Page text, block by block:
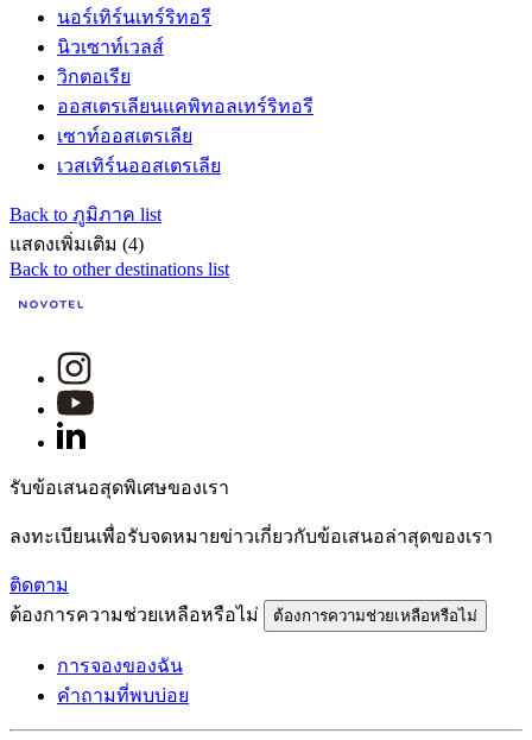
นอร์เทิร์นเทร์ริทอรี
นิวเซาท์เวลส์
วิกตอเรีย
ออสเตรเลียนแคพิทอลเทร์ริทอรี
เซาท์ออสเตรเลีย
เวสเทิร์นออสเตรเลีย
Back to ภูมิภาค list
แสดงเพิ่มเติม (4)
Back to other destinations list
รับข้อเสนอสุดพิเศษของเรา
ลงทะเบียนเพื่อรับจดหมายข่าวเกี่ยวกับข้อเสนอล่าสุดของเรา
ติดตาม
ต้องการความช่วยเหลือหรือไม่
ต้องการความช่วยเหลือหรือไม่
การจองของฉัน
คำถามที่พบบ่อย